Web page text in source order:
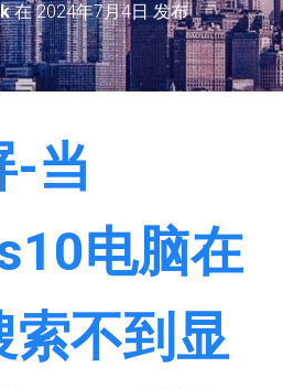
在2024年7月4日发布
-当
电脑在
索不到显